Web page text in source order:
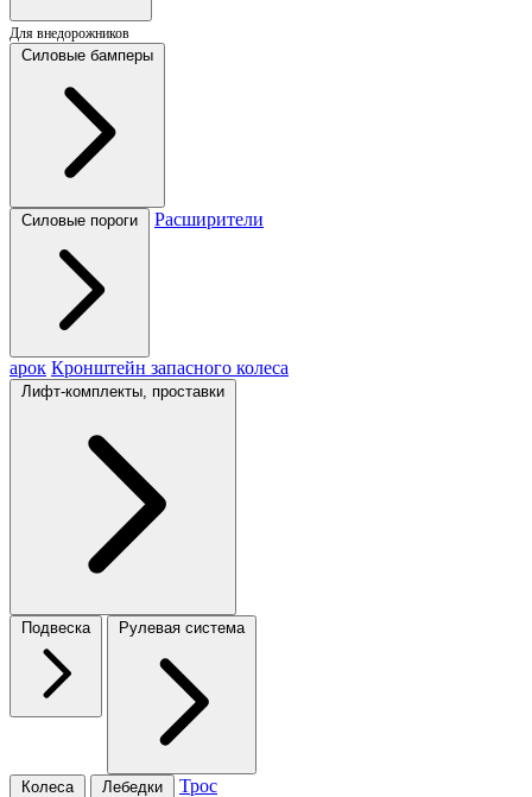
Для внедорожников
Силовые бамперы
Силовые пороги Расширители
арок Кронштейн запасного колеса
Лифт-комплекты, проставки
Подвеска Рулевая система
Колеса Лебедки Трос